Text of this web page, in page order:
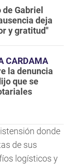
Gabriel
deja
y gratitud"
CARDAMA
la denuncia
que se
donde
de sus
logísticos y